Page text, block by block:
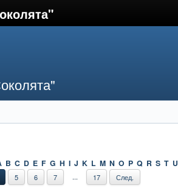
B C D E F G H I J K L M N O P Q R S T U
5 6 7 ... 17 След.